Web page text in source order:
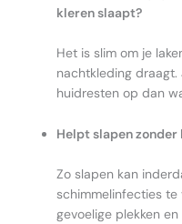
kleren slaapt?
Het is slim om je
nachtkleding
huidresten op dan
Helpt slapen
Zo slapen kan
schimmelinfecties te
gevoelige plekken